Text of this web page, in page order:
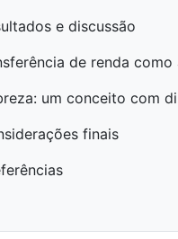
e discussão
de renda
um conceito com
finais